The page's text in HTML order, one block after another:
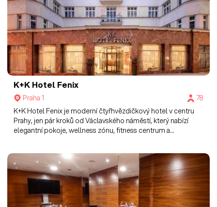
K+K Hotel Fenix
Praha 1
78
K+K Hotel Fenix je moderní čtyřhvězdičkový hotel v centru
Prahy, jen pár kroků od Václavského náměstí, který nabízí
elegantní pokoje, wellness zónu, fitness centrum a